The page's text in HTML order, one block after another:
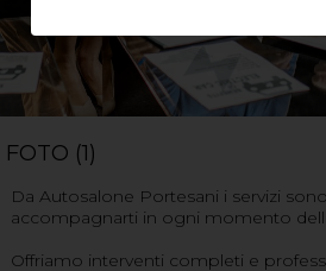
FOTO (1)
Da Autosalone Portesani i servizi
accompagnarti in ogni momento
Offriamo interventi completi e